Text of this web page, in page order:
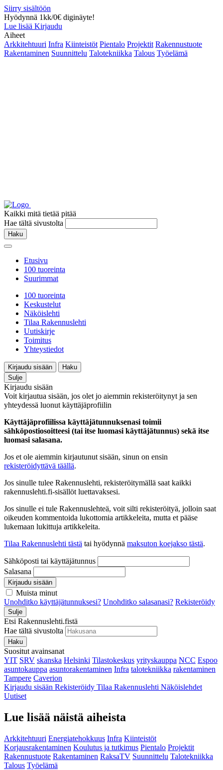
Siirry sisältöön
Hyödynnä 1kk/0€ diginäyte!
Lue lisää Kirjaudu
Aiheet
Arkkitehtuuri Infra Kiinteistöt Pientalo Projektit Rakennustuote
Rakentaminen Suunnittelu Talotekniikka Talous Työelämä
Kaikki mitä tietää pitää
Hae tältä sivustolta
Haku
Etusivu
100 tuoreinta
Suurimmat
100 tuoreinta
Keskustelut
Näköislehti
Tilaa Rakennuslehti
Uutiskirje
Toimitus
Yhteystiedot
Kirjaudu sisään
Haku
Sulje
Kirjaudu sisään
Voit kirjautua sisään, jos olet jo aiemmin rekisteröitynyt ja sen
yhteydessä luonut käyttäjäprofiilin
Käyttäjäprofiilissa käyttäjätunnuksenasi toimii
sähköpostiosoitteesi (tai itse luomasi käyttäjätunnus) sekä itse
luomasi salasana.
Jos et ole aiemmin kirjautunut sisään, sinun on ensin
rekisteröidyttävä täällä.
Jos sinulle tulee Rakennuslehti, rekisteröitymällä saat kaikki
rakennuslehti.fi-sisällöt luettavaksesi.
Jos sinulle ei tule Rakennuslehteä, voit silti rekisteröityä, jolloin saat
oikeuden kommentoida lukottomia artikkeleita, mutta et pääse
lukemaan lukittuja artikkeleita.
Tilaa Rakennuslehti tästä tai hyödynnä maksuton koejakso tästä.
Sähköposti tai käyttäjätunnus
Salasana
Kirjaudu sisään
Muista minut
Unohditko käyttäjätunnuksesi? Unohditko salasanasi? Rekisteröidy
Sulje
Etsi Rakennuslehti.fistä
Hae tältä sivustolta
Haku
Suositut avainsanat
YIT SRV skanska Helsinki Tilastokeskus yrityskauppa NCC Espoo
asuntokauppa asuntorakentaminen Infra talotekniikka rakentaminen
Tampere Caverion
Kirjaudu sisään Rekisteröidy Tilaa Rakennuslehti Näköislehdet
Uutiset
Lue lisää näistä aiheista
Arkkitehtuuri Energiatehokkuus Infra Kiinteistöt
Korjausrakentaminen Koulutus ja tutkimus Pientalo Projektit
Rakennustuote Rakentaminen RaksaTV Suunnittelu Talotekniikka
Talous Työelämä